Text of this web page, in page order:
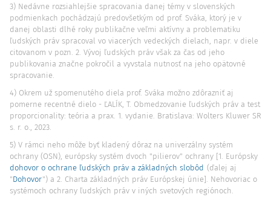
3) Nedávne rozsiahlejšie spracovania danej témy v slovenských
podmienkach pochádzajú predovšetkým od prof. Sváka, ktorý je v
danej oblasti dlhé roky publikačne veľmi aktívny a problematiku
ľudských práv spracoval vo viacerých vedeckých dielach, napr. v diele
citovanom v pozn. 2. Vývoj ľudských práv však za čas od jeho
publikovania značne pokročil a vyvstala nutnosť na jeho opätovné
spracovanie.
4) Okrem už spomenutého diela prof. Sváka možno zdôrazniť aj
pomerne recentné dielo - ĽALÍK, T. Obmedzovanie ľudských práv a test
proporcionality: teória a prax. 1. vydanie. Bratislava: Wolters Kluwer SR
s. r. o., 2023.
5) V rámci neho môže byť kladený dôraz na univerzálny systém
ochrany (OSN), európsky systém dvoch "pilierov" ochrany [1. Európsky
dohovor o ochrane ľudských práv a základných slobôd (ďalej aj
"Dohovor") a 2. Charta základných práv Európskej únie]. Nehovoriac o
systémoch ochrany ľudských práv v iných svetových regiónoch.